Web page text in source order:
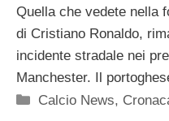
Quella che vedete nella
di Cristiano Ronaldo,
incidente stradale nei
Manchester. Il
Categorie
Calcio News,